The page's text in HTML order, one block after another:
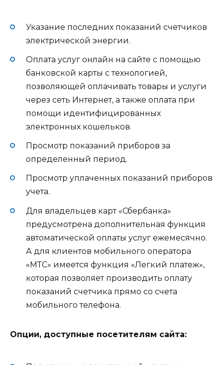
Указание последних показаний счетчиков
электрической энергии.
Оплата услуг онлайн на сайте с помощью
банковской карты с технологией,
позволяющей оплачивать товары и услуги
через сеть Интернет, а также оплата при
помощи идентифицированных
электронных кошельков.
Просмотр показаний приборов за
определенный период.
Просмотр уплаченных показаний приборов
учета.
Для владельцев карт «Сбербанка»
предусмотрена дополнительная функция
автоматической оплаты услуг ежемесячно.
А для клиентов мобильного оператора
«МТС» имеется функция «Легкий платеж»,
которая позволяет производить оплату
показаний счетчика прямо со счета
мобильного телефона.
Опции, доступные посетителям сайта: